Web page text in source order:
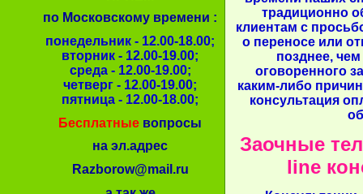
по Московскому времени :
понедельник - 12.00-18.00;
вторник - 12.00-19.00;
среда - 12.00-19.00;
четверг - 12.00-19.00;
пятница - 12.00-18.00;
Бесплатные вопросы
на эл.адрес
Razborow@mail.ru
традиционно
клиентам с
о переносе или
позднее,
оговоренного
каким-либо
консультация
Заочные
line